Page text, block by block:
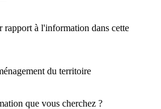
rapport à l'information dans cette
du territoire
que vous cherchez ?